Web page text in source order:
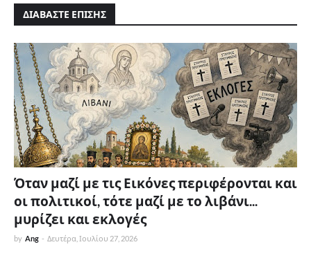
ΔΙΑΒΑΣΤΕ ΕΠΙΣΗΣ
Όταν μαζί με τις Εικόνες περιφέρονται και
οι πολιτικοί, τότε μαζί με το λιβάνι...
μυρίζει και εκλογές
by Ang - Δευτέρα, Ιουλίου 27, 2026